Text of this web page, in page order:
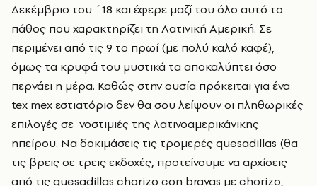
Δεκέμβριο του ΄18 και έφερε μαζί του όλο αυτό το
πάθος που χαρακτηρίζει τη Λατινική Αμερική. Σε
περιμένει από τις 9 το πρωί (με πολύ καλό καφέ),
όμως τα κρυφά του μυστικά τα αποκαλύπτει όσο
περνάει η μέρα. Καθώς στην ουσία πρόκειται για ένα
tex mex εστιατόριο δεν θα σου λείψουν οι πληθωρικές
επιλογές σε νοστιμιές της λατινοαμερικάνικης
ηπείρου. Να δοκιμάσεις τις τρομερές quesadillas (θα
τις βρεις σε τρεις εκδοχές, προτείνουμε να αρχίσεις
από τις quesadillas chorizo con bravas με chorizo,